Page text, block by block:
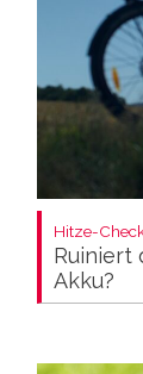
Hitze-
Ruiniert
Akku?